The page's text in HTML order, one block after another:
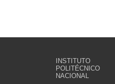
INSTITUTO
POLITÉCNICO
NACIONAL